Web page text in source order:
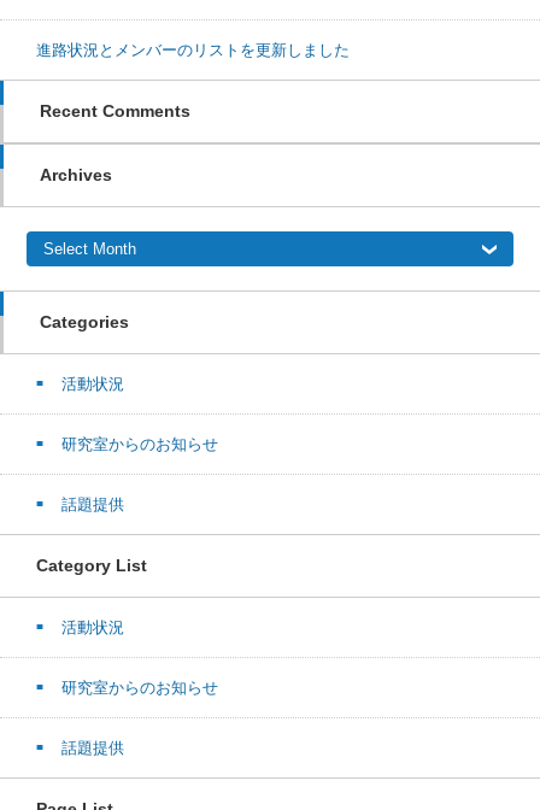
進路状況とメンバーのリストを更新しました
Recent Comments
Archives
Archives
Categories
活動状況
研究室からのお知らせ
話題提供
Category List
活動状況
研究室からのお知らせ
話題提供